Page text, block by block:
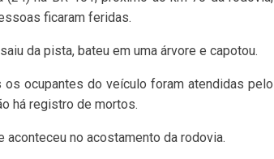
ficaram feridas.
da pista, bateu em uma árvore e capotou.
ocupantes do veículo foram atendidas pelo
há registro de mortos.
no acostamento da rodovia.